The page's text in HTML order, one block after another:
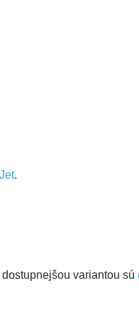
.
variantou sú